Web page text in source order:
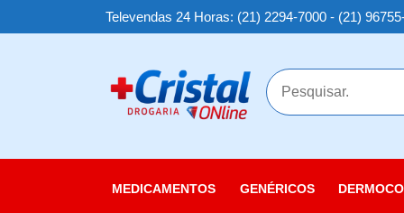
Televendas 24 Horas: (21) 2294-7000 - (21)
MEDICAMENTOS GENÉRICOS